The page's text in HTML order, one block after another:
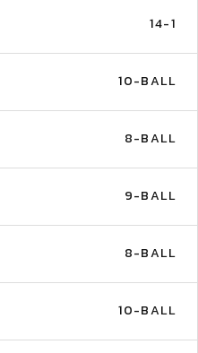
14-1
10-BALL
8-BALL
9-BALL
8-BALL
10-BALL